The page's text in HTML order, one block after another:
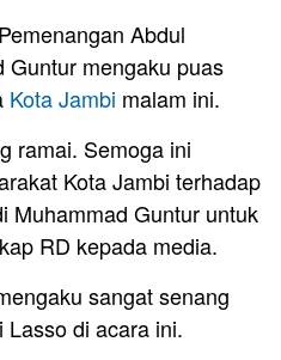
Abdul
Guntur mengaku puas
Kota Jambi malam ini.
ramai. Semoga ini
Kota Jambi terhadap
Muhammad Guntur untuk
RD kepada media.
sangat senang
di acara ini.